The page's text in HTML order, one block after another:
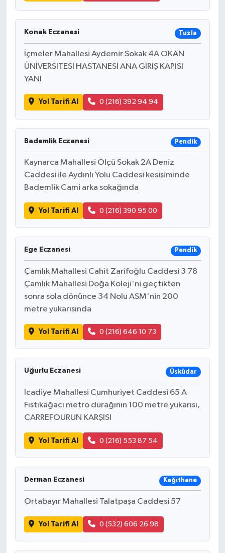
Konak Eczanesi Tuzla
İçmeler Mahallesi Aydemir Sokak 4A OKAN
ÜNİVERSİTESİ HASTANESİ ANA GİRİŞ KAPISI
YANI
Yol Tarifi Al 0 (216) 392 94 94
Bademlik Eczanesi Pendik
Kaynarca Mahallesi Ölçü Sokak 2A Deniz
Caddesi ile Aydınlı Yolu Caddesi kesişiminde
Bademlik Cami arka sokağında
Yol Tarifi Al 0 (216) 390 95 00
Ege Eczanesi Pendik
Çamlık Mahallesi Cahit Zarifoğlu Caddesi 3 78
Çamlık Mahallesi Doğa Koleji'ni geçtikten
sonra sola dönünce 34 Nolu ASM'nin 200
metre yukarısında
Yol Tarifi Al 0 (216) 646 10 73
Uğurlu Eczanesi Üsküdar
İcadiye Mahallesi Cumhuriyet Caddesi 65 A
Fıstıkağacı metro durağının 100 metre yukarısı,
CARREFOURUN KARŞISI
Yol Tarifi Al 0 (216) 553 87 54
Derman Eczanesi Kağıthane
Ortabayır Mahallesi Talatpaşa Caddesi 57
Yol Tarifi Al 0 (532) 606 26 98